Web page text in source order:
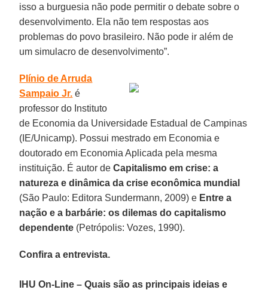
isso a burguesia não pode permitir o debate sobre o
desenvolvimento. Ela não tem respostas aos
problemas do povo brasileiro. Não pode ir além de
um simulacro de desenvolvimento”.
Plínio de Arruda
Sampaio Jr. é
professor do Instituto
de Economia da Universidade Estadual de Campinas
(IE/Unicamp). Possui mestrado em Economia e
doutorado em Economia Aplicada pela mesma
instituição. É autor deCapitalismo em crise: a
natureza e dinâmica da crise econômica mundial
(São Paulo: Editora Sundermann, 2009) e Entre a
nação e a barbárie: os dilemas do capitalismo
dependente (Petrópolis: Vozes, 1990).
Confira a entrevista.
IHU On-Line – Quais são as principais ideias e